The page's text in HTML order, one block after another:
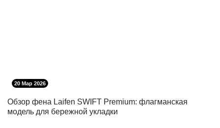
20 Мар 2026
Обзор фена Laifen SWIFT Premium: флагманская
модель для бережной укладки